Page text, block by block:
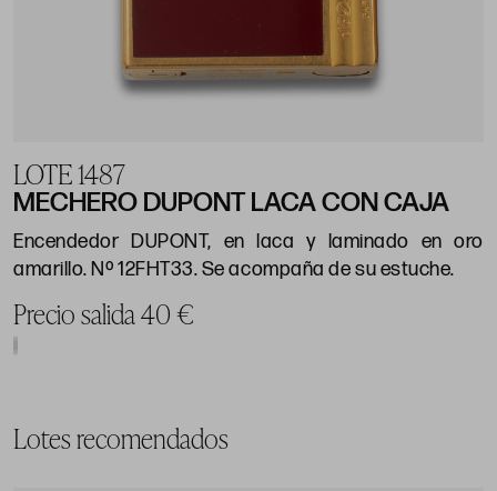
LOTE 1487
MECHERO DUPONT LACA CON CAJA
Encendedor DUPONT, en laca y laminado en oro
amarillo. Nº 12FHT33. Se acompaña de su estuche.
Precio salida 40 €
Lotes recomendados